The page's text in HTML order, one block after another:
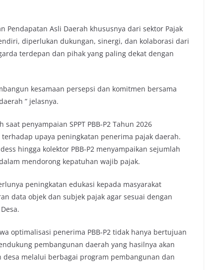
Pendapatan Asli Daerah khususnya dari sektor Pajak
diperlukan dukungan, sinergi, dan kolaborasi dari
terdepan dan pihak yang paling dekat dengan
kesamaan persepsi dan komitmen bersama
” jelasnya.
penyampaian SPPT PBB-P2 Tahun 2026
upaya peningkatan penerima pajak daerah.
hingga kolektor PBB-P2 menyampaikan sejumlah
mendorong kepatuhan wajib pajak.
peningkatan edukasi kepada masyarakat
data objek dan subjek pajak agar sesuai dengan
optimalisasi penerima PBB-P2 tidak hanya bertujuan
pembangunan daerah yang hasilnya akan
melalui berbagai program pembangunan dan